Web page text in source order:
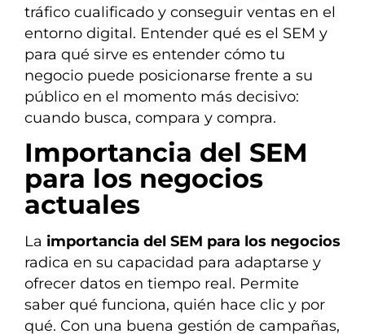
tráfico cualificado y conseguir ventas en el
entorno digital. Entender qué es el SEM y
para qué sirve es entender cómo tu
negocio puede posicionarse frente a su
público en el momento más decisivo:
cuando busca, compara y compra.
Importancia del SEM
para los negocios
actuales
La importancia del SEM para los negocios
radica en su capacidad para adaptarse y
ofrecer datos en tiempo real. Permite
saber qué funciona, quién hace clic y por
qué. Con una buena gestión de campañas,